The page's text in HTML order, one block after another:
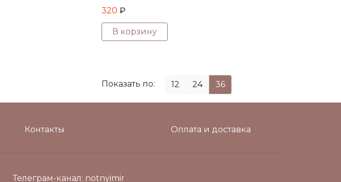
320 ₽
В корзину
Показать по: 12 24 36
Контакты Оплата и доставка
Телеграм-канал: notnyimir